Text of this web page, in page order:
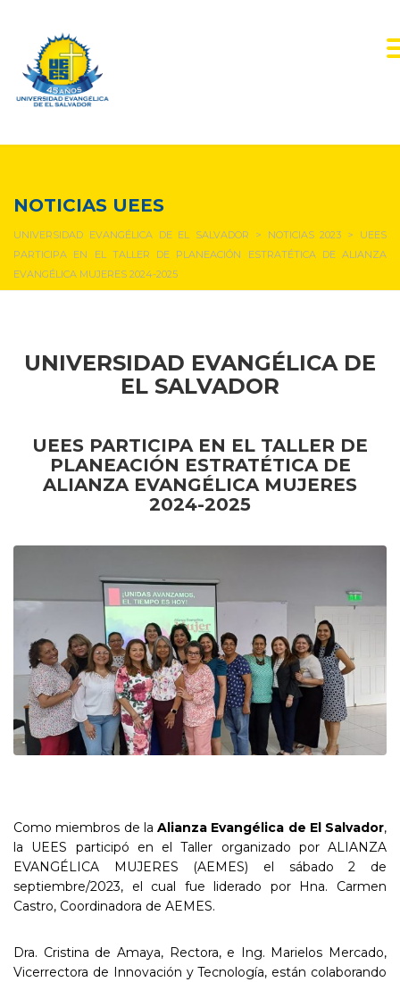
NOTICIAS UEES
UNIVERSIDAD EVANGÉLICA DE EL SALVADOR > NOTICIAS 2023 > UEES
PARTICIPA EN EL TALLER DE PLANEACIÓN ESTRATÉTICA DE ALIANZA
EVANGÉLICA MUJERES 2024-2025
UNIVERSIDAD EVANGÉLICA DE
EL SALVADOR
UEES PARTICIPA EN EL TALLER DE
PLANEACIÓN ESTRATÉTICA DE
ALIANZA EVANGÉLICA MUJERES
2024-2025
Como miembros de la Alianza Evangélica de El Salvador,
la UEES participó en el Taller organizado por ALIANZA
EVANGÉLICA MUJERES (AEMES) el sábado 2 de
septiembre/2023, el cual fue liderado por Hna. Carmen
Castro, Coordinadora de AEMES.
Dra. Cristina de Amaya, Rectora, e Ing. Marielos Mercado,
Vicerrectora de Innovación y Tecnología, están colaborando